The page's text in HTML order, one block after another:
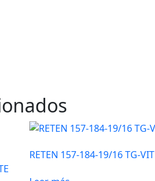
RETEN 157-184-19/16 TG-VIT